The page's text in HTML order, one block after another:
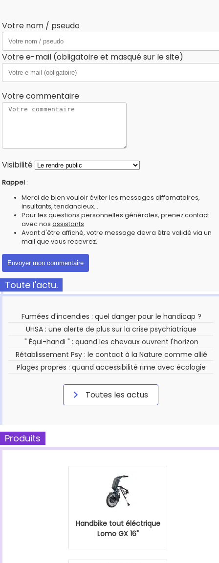
Votre nom / pseudo
Votre e-mail (obligatoire et masqué sur le site)
Votre commentaire
Visibilité
Rappel :
Merci de bien vouloir éviter les messages diffamatoires,
insultants, tendancieux...
Pour les questions personnelles générales, prenez contact
avec nos assistants
Avant d'être affiché, votre message devra être validé via un
mail que vous recevrez.
Toute l'actu.
Fumées d'incendies : quel danger pour le handicap ?
UHSA : une alerte de plus sur la crise psychiatrique
" Équi-handi " : quand les chevaux ouvrent l'horizon
Rétablissement Psy : le contact à la Nature comme allié
Plages propres : quand accessibilité rime avec écologie
Toutes les actus
Produits
Handbike tout éléctrique
Lomo GX 16"